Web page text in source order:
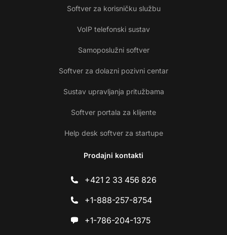
Softver za korisničku službu
VoIP telefonski sustav
Samoposlužni softver
Softver za dolazni pozivni centar
Sustav upravljanja pritužbama
Softver portala za klijente
Help desk softver za startupe
Prodajni kontakti
+421 2 33 456 826
+1-888-257-8754
+1-786-204-1375